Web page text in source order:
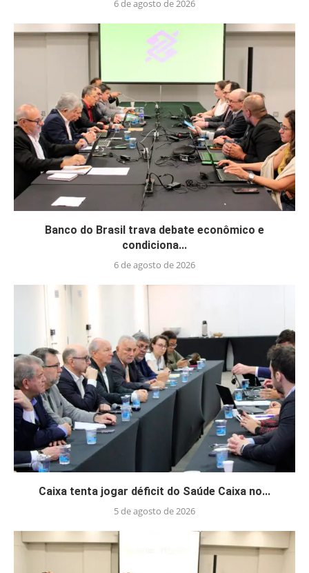
6 de agosto de 2026
Banco do Brasil trava debate econômico e
condiciona...
6 de agosto de 2026
Caixa tenta jogar déficit do Saúde Caixa no...
5 de agosto de 2026